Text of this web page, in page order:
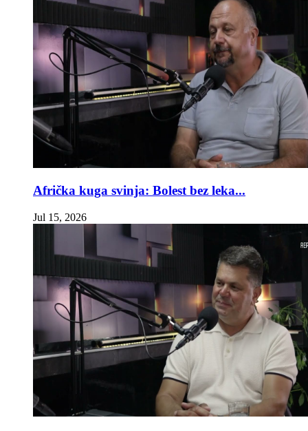
Afrička kuga svinja: Bolest bez leka...
Jul 15, 2026